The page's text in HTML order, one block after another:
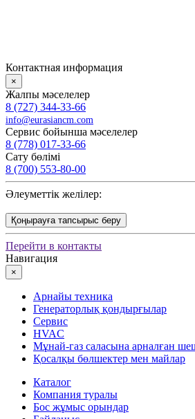
Контактная информация
×
Жалпы мәселелер
8 (727) 344-33-66
info@eurasiancm.com
Сервис бойынша мәселелер
8 (778) 017-33-66
Сату бөлімі
8 (700) 553-80-00
Әлеуметтік желілер:
Қоңырауға тапсырыс беру
Перейти в контакты
Навигация
×
Арнайы техника
Генераторлық қондырғылар
Сервис
HVAC
Мұнай-газ саласына арналған
Қосалқы бөлшектер мен майлар
Каталог
Компания туралы
Бос жұмыс орындар